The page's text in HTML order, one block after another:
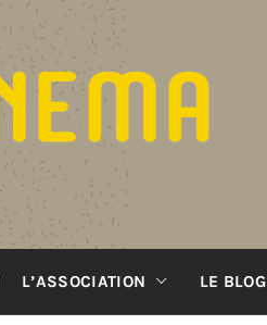
L’ASSOCIATION LE BLOG